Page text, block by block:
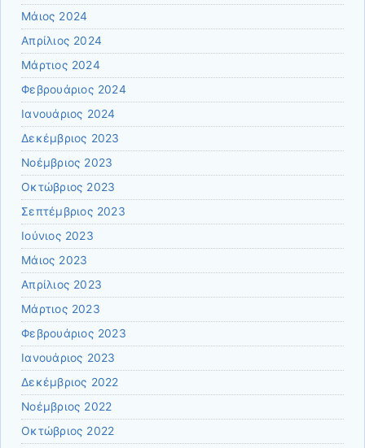
Μάιος 2024
Απρίλιος 2024
Μάρτιος 2024
Φεβρουάριος 2024
Ιανουάριος 2024
Δεκέμβριος 2023
Νοέμβριος 2023
Οκτώβριος 2023
Σεπτέμβριος 2023
Ιούνιος 2023
Μάιος 2023
Απρίλιος 2023
Μάρτιος 2023
Φεβρουάριος 2023
Ιανουάριος 2023
Δεκέμβριος 2022
Νοέμβριος 2022
Οκτώβριος 2022